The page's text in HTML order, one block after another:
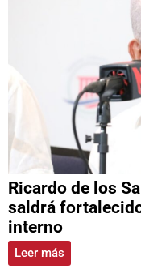
Ricardo de los
saldrá
interno
Leer más